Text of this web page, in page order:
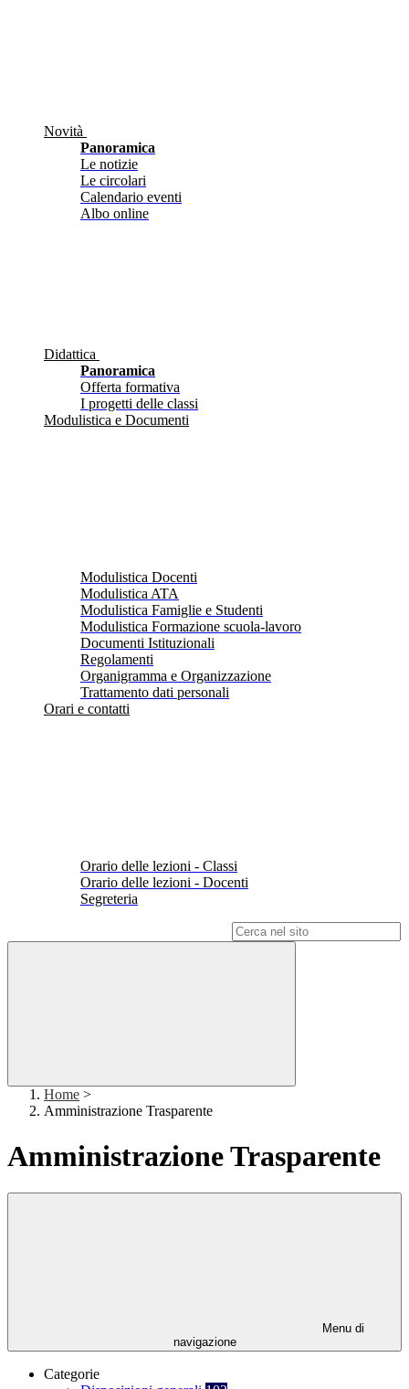
Novità
Panoramica
Le notizie
Le circolari
Calendario eventi
Albo online
Didattica
Panoramica
Offerta formativa
I progetti delle classi
Modulistica e Documenti
Modulistica Docenti
Modulistica ATA
Modulistica Famiglie e Studenti
Modulistica Formazione scuola-lavoro
Documenti Istituzionali
Regolamenti
Organigramma e Organizzazione
Trattamento dati personali
Orari e contatti
Orario delle lezioni - Classi
Orario delle lezioni - Docenti
Segreteria
Home >
Amministrazione Trasparente
Amministrazione Trasparente
Menu di
navigazione
Categorie